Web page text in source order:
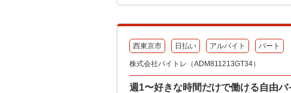
西東京市 日払い アルバイト パート
株式会社バイトレ（ADM811213GT34）
週1〜好きな時間だけで働ける自由